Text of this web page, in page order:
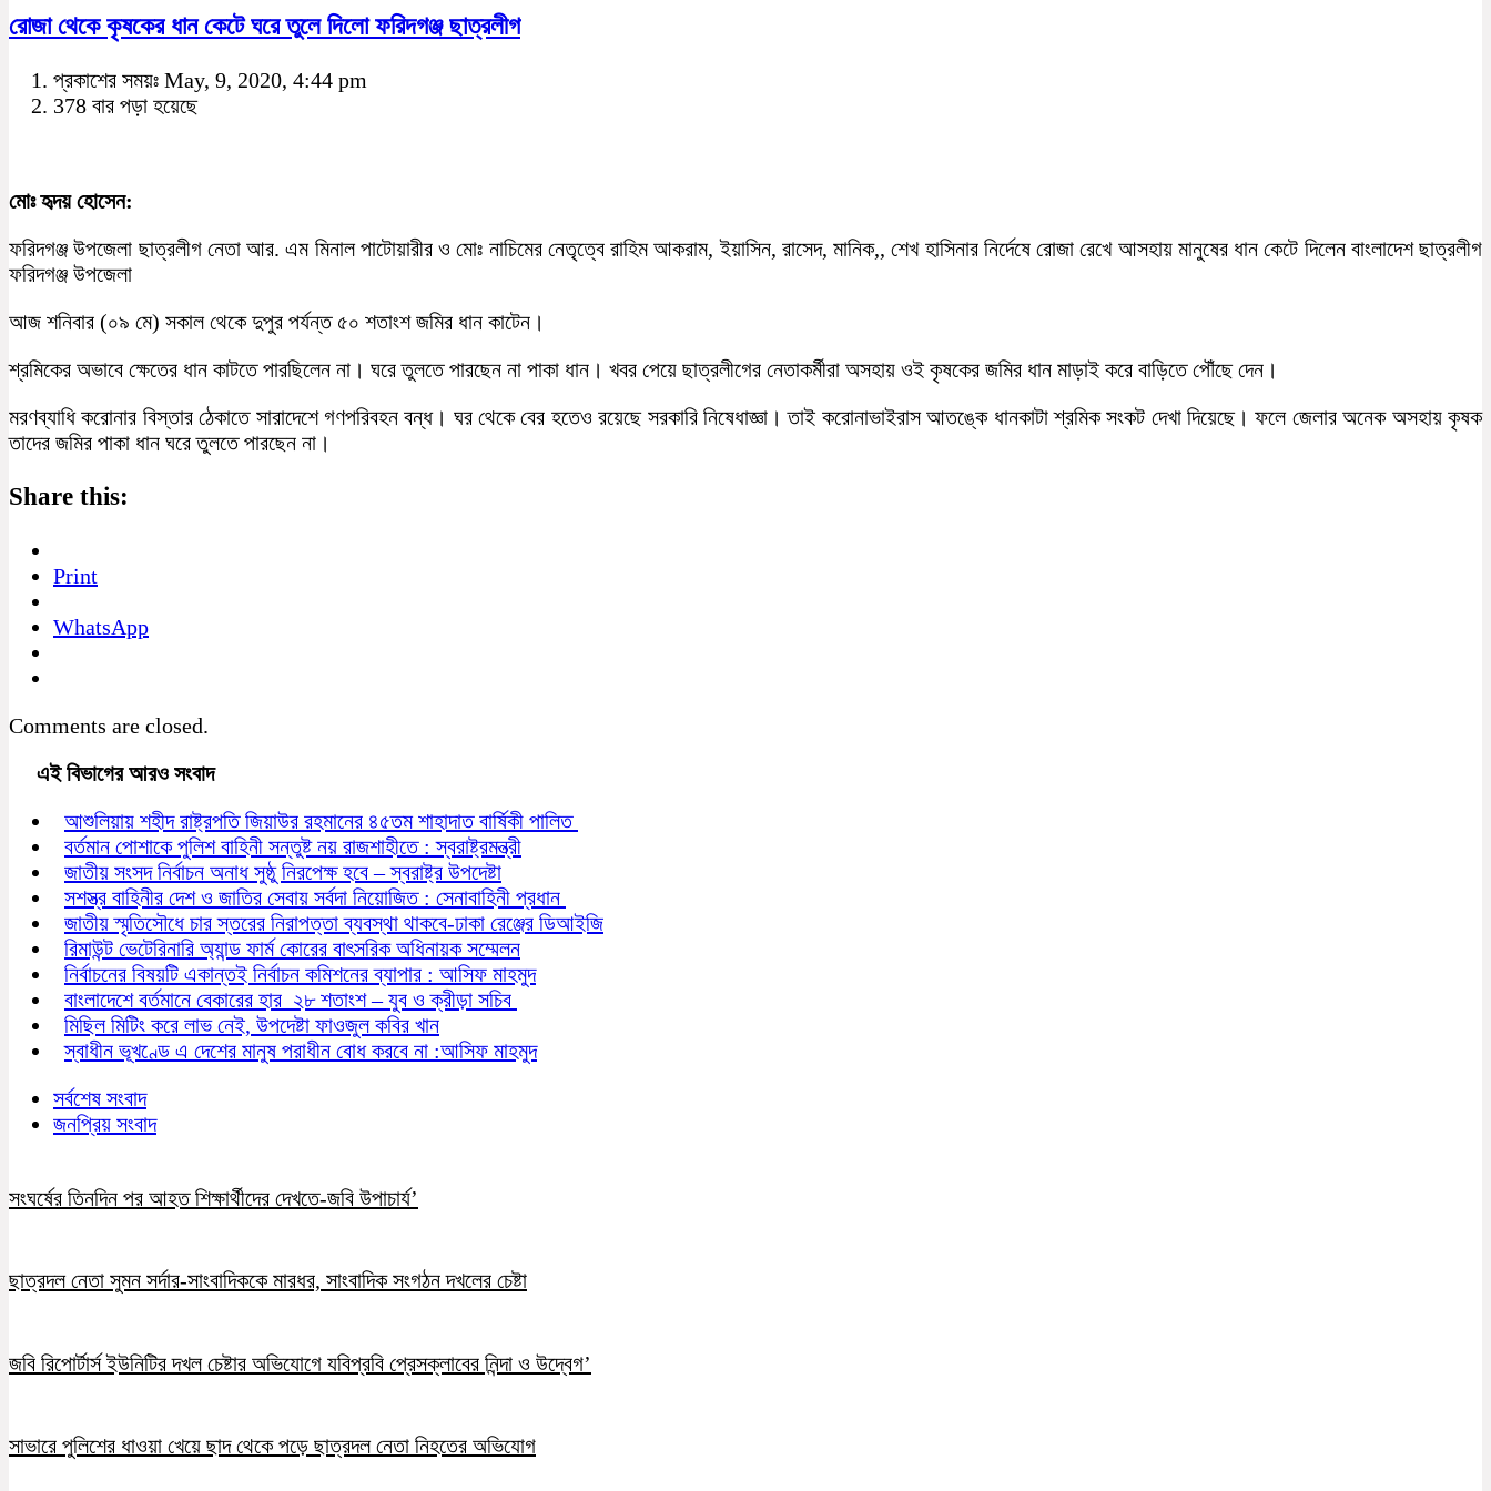
রোজা থেকে কৃষকের ধান কেটে ঘরে তুলে দিলো ফরিদগঞ্জ ছাত্রলীগ
প্রকাশের সময়ঃ May, 9, 2020, 4:44 pm
378 বার পড়া হয়েছে
মোঃ হৃদয় হোসেন:
ফরিদগঞ্জ উপজেলা ছাত্রলীগ নেতা আর. এম মিনাল পাটোয়ারীর ও মোঃ নাচিমের নেতৃত্বে রাহিম আকরাম, ইয়াসিন, রাসেদ, মানিক,, শেখ হাসিনার নির্দেষে রোজা রেখে আসহায় মানুষের ধান কেটে দিলেন বাংলাদেশ ছাত্রলীগ
ফরিদগঞ্জ উপজেলা
আজ শনিবার (০৯ মে) সকাল থেকে দুপুর পর্যন্ত ৫০ শতাংশ জমির ধান কাটেন।
শ্রমিকের অভাবে ক্ষেতের ধান কাটতে পারছিলেন না। ঘরে তুলতে পারছেন না পাকা ধান। খবর পেয়ে ছাত্রলীগের নেতাকর্মীরা অসহায় ওই কৃষকের জমির ধান মাড়াই করে বাড়িতে পৌঁছে দেন।
মরণব্যাধি করোনার বিস্তার ঠেকাতে সারাদেশে গণপরিবহন বন্ধ। ঘর থেকে বের হতেও রয়েছে সরকারি নিষেধাজ্ঞা। তাই করোনাভাইরাস আতঙ্কে ধানকাটা শ্রমিক সংকট দেখা দিয়েছে। ফলে জেলার অনেক অসহায় কৃষক
তাদের জমির পাকা ধান ঘরে তুলতে পারছেন না।
Share this:
Print
WhatsApp
Comments are closed.
এই বিভাগের আরও সংবাদ
আশুলিয়ায় শহীদ রাষ্ট্রপতি জিয়াউর রহমানের ৪৫তম শাহাদাত বার্ষিকী পালিত
বর্তমান পোশাকে পুলিশ বাহিনী সন্তুষ্ট নয় রাজশাহীতে : স্বরাষ্ট্রমন্ত্রী
জাতীয় সংসদ নির্বাচন অনাধ সুষ্ঠু নিরপেক্ষ হবে – স্বরাষ্ট্র উপদেষ্টা
সশস্ত্র বাহিনীর দেশ ও জাতির সেবায় সর্বদা নিয়োজিত : সেনাবাহিনী প্রধান
জাতীয় স্মৃতিসৌধে চার স্তরের নিরাপত্তা ব্যবস্থা থাকবে-ঢাকা রেঞ্জের ডিআইজি
রিমাউন্ট ভেটেরিনারি অ্যান্ড ফার্ম কোরের বাৎসরিক অধিনায়ক সম্মেলন
নির্বাচনের বিষয়টি একান্তই নির্বাচন কমিশনের ব্যাপার : আসিফ মাহমুদ
বাংলাদেশে বর্তমানে বেকারের হার ২৮ শতাংশ – যুব ও ক্রীড়া সচিব
মিছিল মিটিং করে লাভ নেই, উপদেষ্টা ফাওজুল কবির খান
স্বাধীন ভূখণ্ডে এ দেশের মানুষ পরাধীন বোধ করবে না :আসিফ মাহমুদ
সর্বশেষ সংবাদ
জনপ্রিয় সংবাদ
সংঘর্ষের তিনদিন পর আহত শিক্ষার্থীদের দেখতে-জবি উপাচার্য’
ছাত্রদল নেতা সুমন সর্দার-সাংবাদিককে মারধর, সাংবাদিক সংগঠন দখলের চেষ্টা
জবি রিপোর্টার্স ইউনিটির দখল চেষ্টার অভিযোগে যবিপ্রবি প্রেসক্লাবের নিন্দা ও উদ্বেগ’
সাভারে পুলিশের ধাওয়া খেয়ে ছাদ থেকে পড়ে ছাত্রদল নেতা নিহতের অভিযোগ